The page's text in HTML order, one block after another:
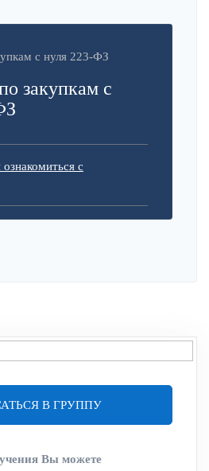
с нуля 223-ФЗ
закупкам с
с
В ГРУППУ
Вы можете